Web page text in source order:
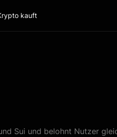
kauft
Sui und belohnt Nutzer